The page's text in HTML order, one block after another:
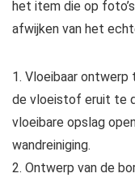
het item die op
afwijken van het
1. Vloeibaar
de vloeistof eruit te
vloeibare opslag
wandreiniging.
2. Ontwerp van de